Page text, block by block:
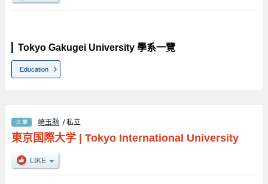
Tokyo Gakugei University 學系一覽
Education
崎玉縣 / 私立
東京国際大学| Tokyo International University